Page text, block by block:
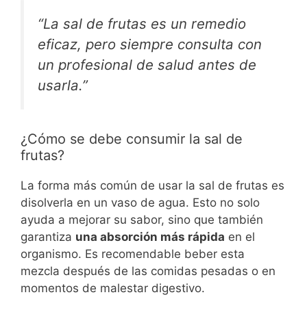
“La sal de frutas es un remedio
eficaz, pero siempre consulta con
un profesional de salud antes de
usarla.”
¿Cómo se debe consumir la sal de
frutas?
La forma más común de usar la sal de frutas es
disolverla en un vaso de agua. Esto no solo
ayuda a mejorar su sabor, sino que también
garantiza una absorción más rápida en el
organismo. Es recomendable beber esta
mezcla después de las comidas pesadas o en
momentos de malestar digestivo.